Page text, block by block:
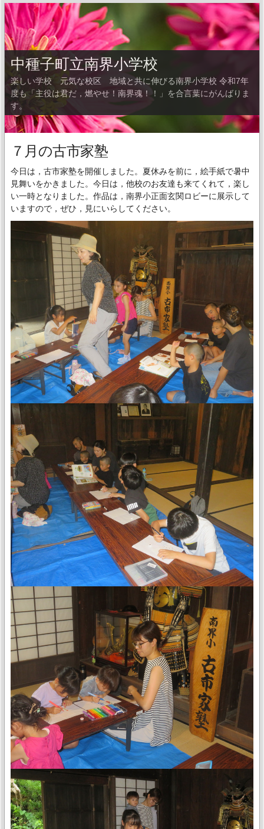
中種子町立南界小学校
楽しい学校 元気な校区 地域と共に伸びる南界小学校 令和7年
度も「主役は君だ，燃やせ！南界魂！！」を合言葉にがんばりま
す。
７月の古市家塾
今日は，古市家塾を開催しました。夏休みを前に，絵手紙で暑中
見舞いをかきました。今日は，他校のお友達も来てくれて，楽し
い一時となりました。作品は，南界小正面玄関ロビーに展示して
いますので，ぜひ，見にいらしてください。